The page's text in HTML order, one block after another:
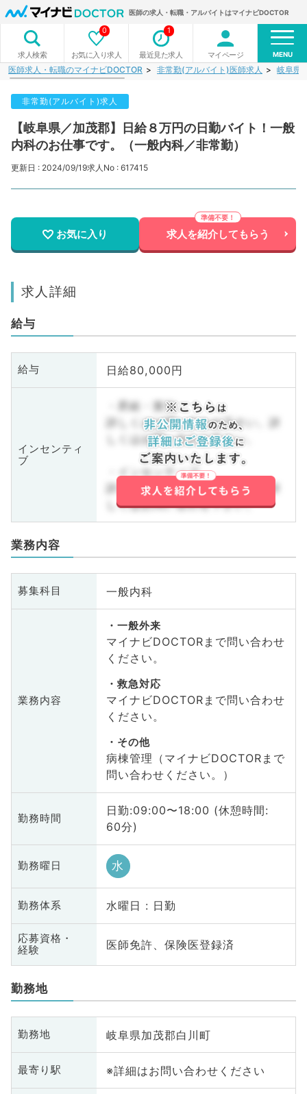
医師の求人・転職・アルバイトはマイナビDOCTOR
求人検索 お気に入り求人
0
最近見た求人
1
マイページ MENU
医師求人・転職のマイナビDOCTOR 非常勤(アルバイト)医師求人 岐阜県
非常勤(アルバイト)求人
【岐阜県／加茂郡】日給８万円の日勤バイト！一般
内科のお仕事です。（一般内科／非常勤）
更新日 : 2024/09/19求人No : 617415
お気に入り 求人を紹介してもらう
求人詳細
給与
給与 日給80,000円
インセンティ
ブ
・昇給・賞与
詳しくはお問い合わせ下さい。詳
しくはお問い合わせ下さい。
・インセンティブ
詳しくはお問い合わせ下さい。詳
しくはお問い合わせ下さい。
業務内容
募集科目 一般内科
業務内容
一般外来
マイナビDOCTORまで問い合わせ
ください。
救急対応
マイナビDOCTORまで問い合わせ
ください。
その他
病棟管理（マイナビDOCTORまで
問い合わせください。）
勤務時間
日勤:09:00〜18:00 (休憩時間:
60分)
勤務曜日 水
勤務体系 水曜日 : 日勤
応募資格・
経験
医師免許、保険医登録済
勤務地
勤務地 岐阜県加茂郡白川町
最寄り駅 ※詳細はお問い合わせください